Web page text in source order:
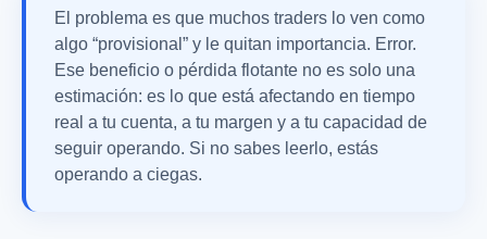
El problema es que muchos traders lo ven como
algo “provisional” y le quitan importancia. Error.
Ese beneficio o pérdida flotante no es solo una
estimación: es lo que está afectando en tiempo
real a tu cuenta, a tu margen y a tu capacidad de
seguir operando. Si no sabes leerlo, estás
operando a ciegas.